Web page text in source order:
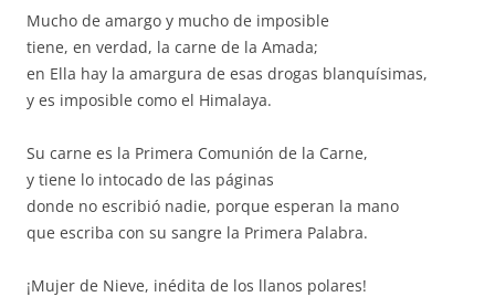
Mucho de amargo y mucho de imposible
tiene, en verdad, la carne de la Amada;
en Ella hay la amargura de esas drogas blanquísimas,
y es imposible como el Himalaya.
Su carne es la Primera Comunión de la Carne,
y tiene lo intocado de las páginas
donde no escribió nadie, porque esperan la mano
que escriba con su sangre la Primera Palabra.
¡Mujer de Nieve, inédita de los llanos polares!